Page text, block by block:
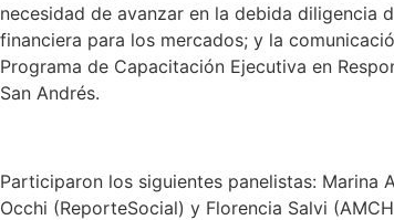
necesidad de avanzar en la debida diligencia
financiera para los mercados; y la
Programa de Capacitación Ejecutiva en
San Andrés.
Participaron los siguientes panelistas: Marina
Occhi (ReporteSocial) y Florencia Salvi